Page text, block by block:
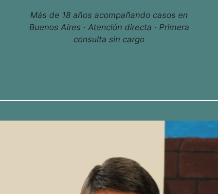
Más de 18 años acompañando casos en
Buenos Aires · Atención directa · Primera
consulta sin cargo